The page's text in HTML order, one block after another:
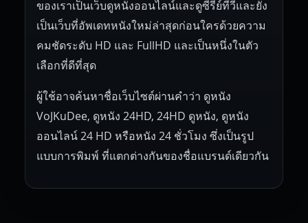
ของเราเป็นเว็บดูหนังออนไลน์และดูซีรี่ย์ทีวีและยัง
เป็นเว็บที่อัพเดทหนังใหม่ล่าสุดก่อนใครด้วยความ
คมชัดระดับ HD และ FullHD และเป็นหนึ่งในตัว
เลือกที่ดีที่สุด
ผู้ใช้อาจค้นหาชื่อเว็บไซต์ผ่านคำว่า ดูหนัง
VoJKuDee, ดูหนัง 24HD, 24HD ดูหนัง, ดูหนัง
ออนไลน์ 24 HD หรือหนัง 24 ชั่วโมง ซึ่งเป็นรูป
แบบการพิมพ์ ที่แตกต่างกันของชื่อแบรนด์เดียวกัน